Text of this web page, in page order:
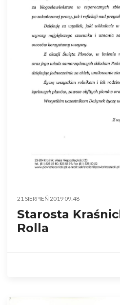
21 SIERPIEŃ 2019 09:48
Starosta
Rolla